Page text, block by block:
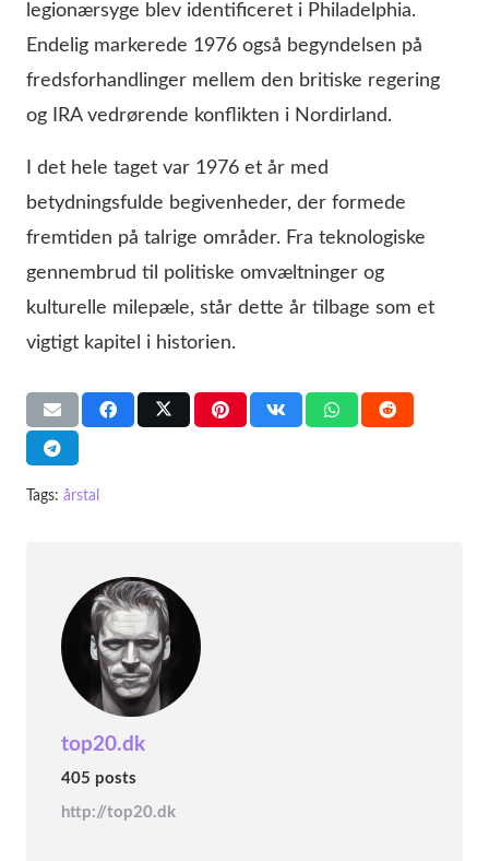
legionærsyge blev identificeret i Philadelphia.
Endelig markerede 1976 også begyndelsen på
fredsforhandlinger mellem den britiske regering
og IRA vedrørende konflikten i Nordirland.
I det hele taget var 1976 et år med
betydningsfulde begivenheder, der formede
fremtiden på talrige områder. Fra teknologiske
gennembrud til politiske omvæltninger og
kulturelle milepæle, står dette år tilbage som et
vigtigt kapitel i historien.
Tags: årstal
top20.dk
405 posts
http://top20.dk